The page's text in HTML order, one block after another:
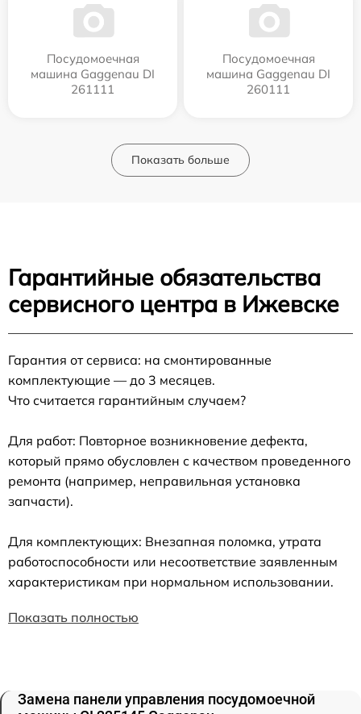
Посудомоечная
машина Gaggenau DI
261111
Посудомоечная
машина Gaggenau DI
260111
Показать больше
Гарантийные обязательства
сервисного центра в Ижевске
Гарантия от сервиса: на смонтированные
комплектующие — до 3 месяцев.
Что считается гарантийным случаем?
Для работ: Повторное возникновение дефекта,
который прямо обусловлен с качеством проведенного
ремонта (например, неправильная установка
запчасти).
Для комплектующих: Внезапная поломка, утрата
работоспособности или несоответствие заявленным
характеристикам при нормальном использовании.
Показать полностью
Замена панели управления посудомоечной